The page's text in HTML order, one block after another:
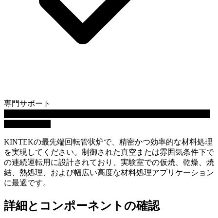
専門サポート
KINTEKの最先端回転管状炉で、精密かつ効率的な材料処理
を実現してください。制御された真空または雰囲気条件下で
の連続運転用に設計されており、実験室での仮焼、乾燥、焼
結、熱処理、および幅広い高度な材料処理アプリケーション
に最適です。
詳細とコンポーネントの確認